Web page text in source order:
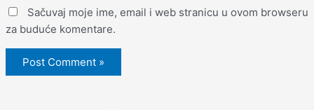
Sačuvaj moje ime, email i web stranicu u ovom browseru
za buduće komentare.